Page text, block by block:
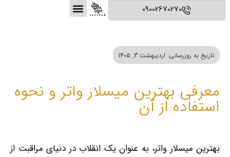
09002670270
تاریخ به روزرسانی: اردیبهشت 3, 1405
معرفی بهترین میسلار واتر و نحوه
استفاده از آن
بهترین میسلار واتر، به عنوان یک انقلاب در دنیای مراقبت از